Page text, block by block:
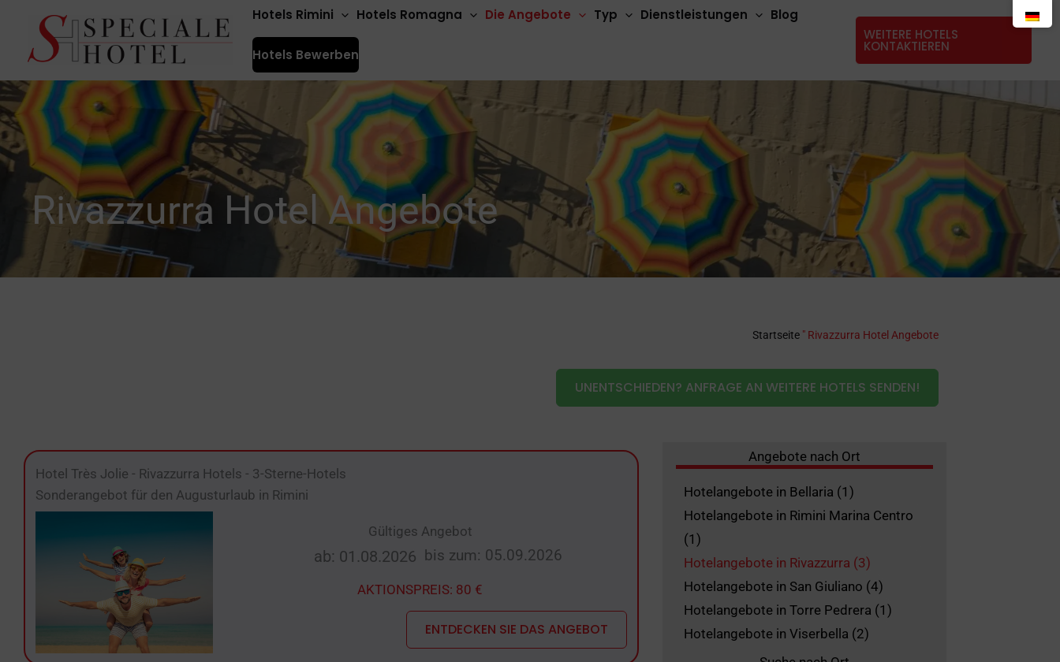
springen
Hotels Rimini Hotels Romagna Die Angebote Typ Dienstleistungen Blog
Hotels Bewerben
WEITERE HOTELS
KONTAKTIEREN
Rivazzurra Hotel Angebote
Startseite " Rivazzurra Hotel Angebote
UNENTSCHIEDEN? ANFRAGE AN WEITERE HOTELS SENDEN!
Hotel Très Jolie - Rivazzurra Hotels - 3-Sterne-Hotels
Sonderangebot für den Augusturlaub in Rimini
Gültiges Angebot
ab: 01.08.2026 bis zum: 05.09.2026
AKTIONSPREIS: 80 €
ENTDECKEN SIE DAS ANGEBOT
Angebote nach Ort
Hotelangebote in Bellaria (1)
Hotelangebote in Rimini Marina Centro
(1)
Hotelangebote in Rivazzurra (3)
Hotelangebote in San Giuliano (4)
Hotelangebote in Torre Pedrera (1)
Hotelangebote in Viserbella (2)